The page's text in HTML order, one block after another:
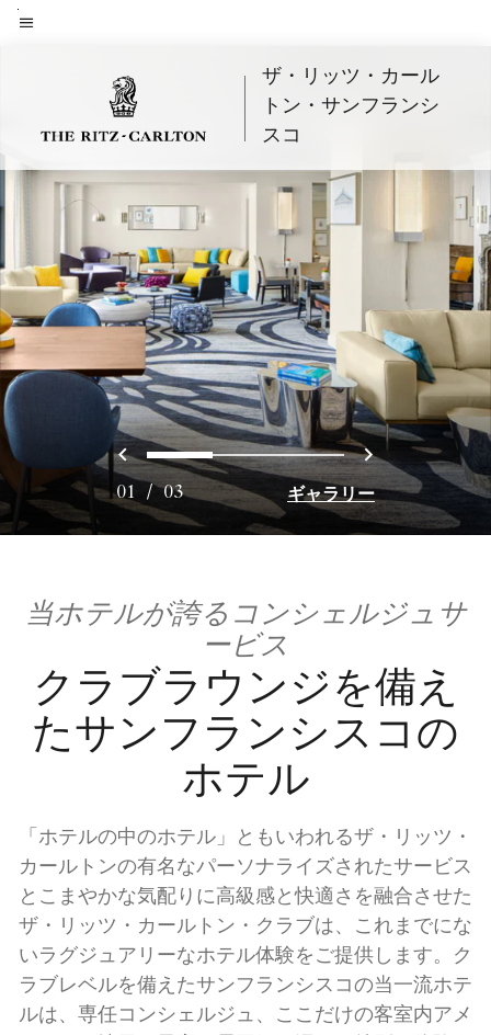
Skip
ザ・リッツ・カール
トン・サンフランシ
スコ
戻る0 1 2 次へ
01 /03 ギャラリー
当ホテルが誇るコンシェルジュサ
ービス
クラブラウンジを備え
たサンフランシスコの
ホテル
「ホテルの中のホテル」ともいわれるザ・リッツ・
カールトンの有名なパーソナライズされたサービス
とこまやかな気配りに高級感と快適さを融合させた
ザ・リッツ・カールトン・クラブは、これまでにな
いラグジュアリーなホテル体験をご提供します。ク
ラブレベルを備えたサンフランシスコの当一流ホテ
ルは、専任コンシェルジュ、ここだけの客室内アメ